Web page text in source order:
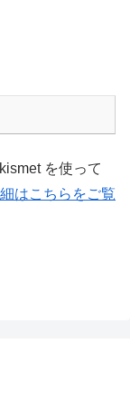
を使って
はこちらをご覧